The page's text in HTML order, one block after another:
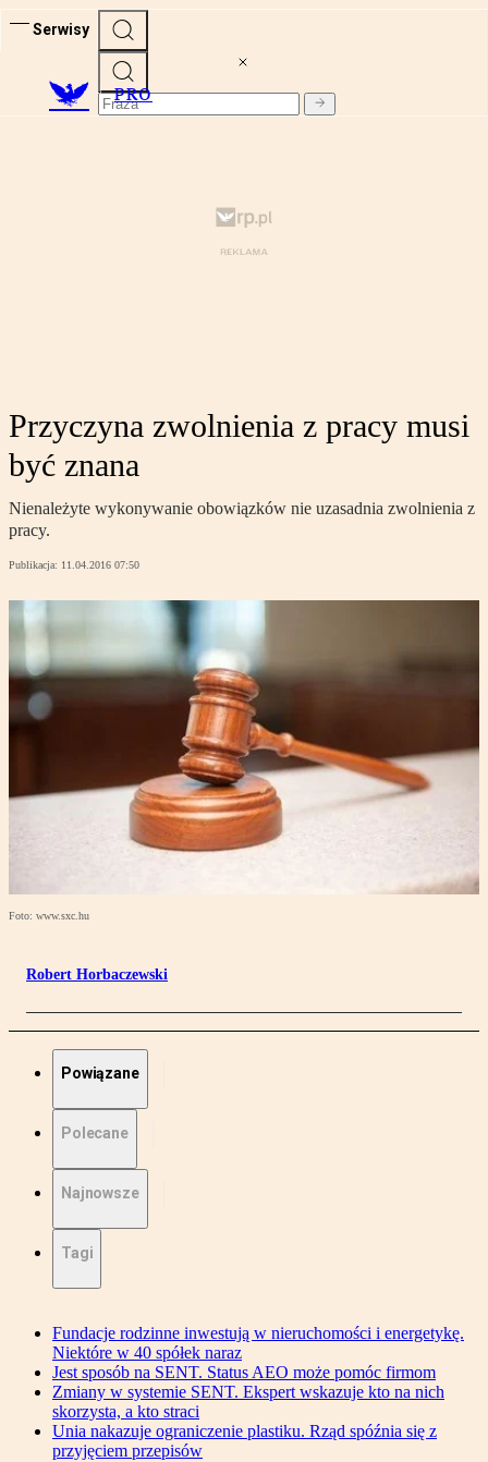
Serwisy
PRO
Przyczyna zwolnienia z pracy musi
być znana
Nienależyte wykonywanie obowiązków nie uzasadnia zwolnienia z
pracy.
Publikacja: 11.04.2016 07:50
Foto: www.sxc.hu
Robert Horbaczewski
Powiązane
Polecane
Najnowsze
Tagi
Fundacje rodzinne inwestują w nieruchomości i energetykę.
Niektóre w 40 spółek naraz
Jest sposób na SENT. Status AEO może pomóc firmom
Zmiany w systemie SENT. Ekspert wskazuje kto na nich
skorzysta, a kto straci
Unia nakazuje ograniczenie plastiku. Rząd spóźnia się z
przyjęciem przepisów